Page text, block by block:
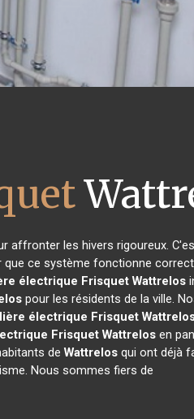
affronter les hivers rigoureux.
ce système fonctionne
électrique Frisquet Wattrelos
pour les résidents de la ville.
électrique Frisquet
Frisquet Wattrelosen
de Wattrelosqui ont déjà
Nous sommes fiers de